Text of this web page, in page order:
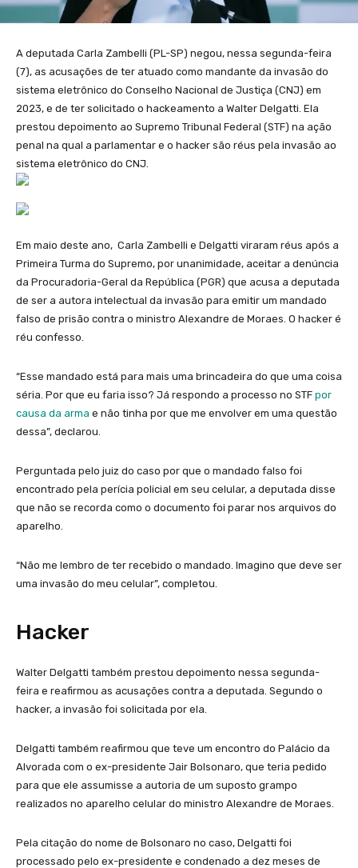
A deputada Carla Zambelli (PL-SP) negou, nessa segunda-feira
(7), as acusações de ter atuado como mandante da invasão do
sistema eletrônico do Conselho Nacional de Justiça (CNJ) em
2023, e de ter solicitado o hackeamento a Walter Delgatti. Ela
prestou depoimento ao Supremo Tribunal Federal (STF) na ação
penal na qual a parlamentar e o hacker são réus pela invasão ao
sistema eletrônico do CNJ.
Em maio deste ano, Carla Zambelli e Delgatti viraram réus após a
Primeira Turma do Supremo, por unanimidade, aceitar a denúncia
da Procuradoria-Geral da República (PGR) que acusa a deputada
de ser a autora intelectual da invasão para emitir um mandado
falso de prisão contra o ministro Alexandre de Moraes. O hacker é
réu confesso.
“Esse mandado está para mais uma brincadeira do que uma coisa
séria. Por que eu faria isso? Já respondo a processo no STF por
causa da arma e não tinha por que me envolver em uma questão
dessa”, declarou.
Perguntada pelo juiz do caso por que o mandado falso foi
encontrado pela perícia policial em seu celular, a deputada disse
que não se recorda como o documento foi parar nos arquivos do
aparelho.
“Não me lembro de ter recebido o mandado. Imagino que deve ser
uma invasão do meu celular”, completou.
Hacker
Walter Delgatti também prestou depoimento nessa segunda-
feira e reafirmou as acusações contra a deputada. Segundo o
hacker, a invasão foi solicitada por ela.
Delgatti também reafirmou que teve um encontro do Palácio da
Alvorada com o ex-presidente Jair Bolsonaro, que teria pedido
para que ele assumisse a autoria de um suposto grampo
realizados no aparelho celular do ministro Alexandre de Moraes.
Pela citação do nome de Bolsonaro no caso, Delgatti foi
processado pelo ex-presidente e condenado a dez meses de